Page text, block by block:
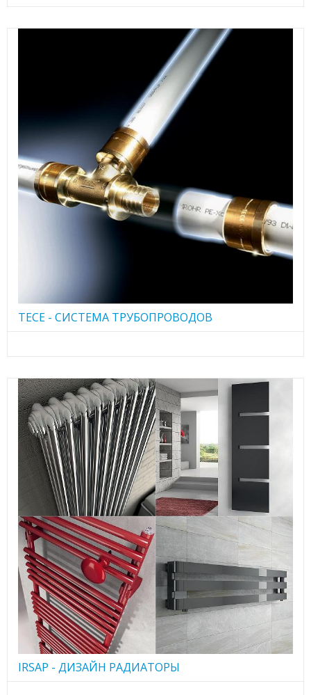
TECE - CИСТЕМА ТРУБОПРОВОДОВ
IRSAP - ДИЗАЙН РАДИАТОРЫ